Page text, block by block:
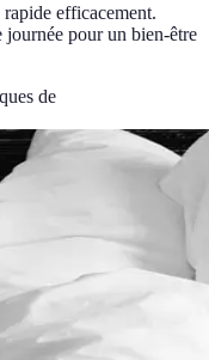
efficacement.
journée pour un bien-être
de